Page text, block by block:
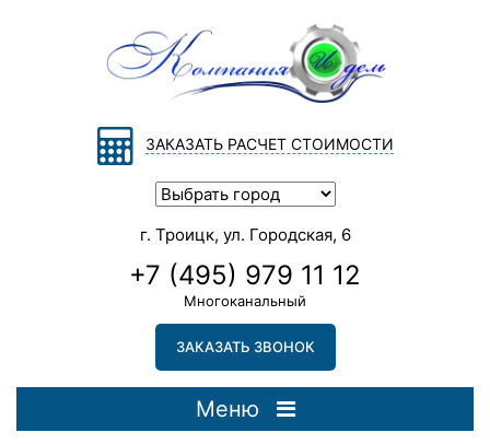
ЗАКАЗАТЬ РАСЧЕТ СТОИМОСТИ
г. Троицк, ул. Городская, 6
+7 (495) 979 11 12
Многоканальный
ЗАКАЗАТЬ ЗВОНОК
Меню